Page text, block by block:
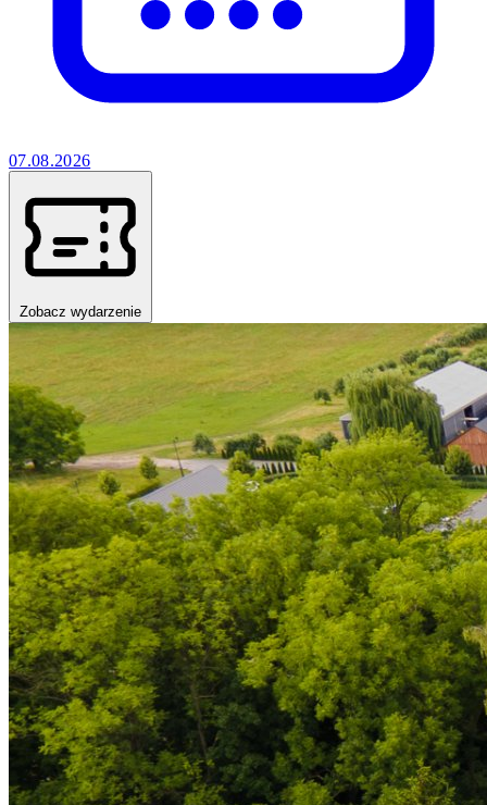
07.08.2026
Zobacz wydarzenie